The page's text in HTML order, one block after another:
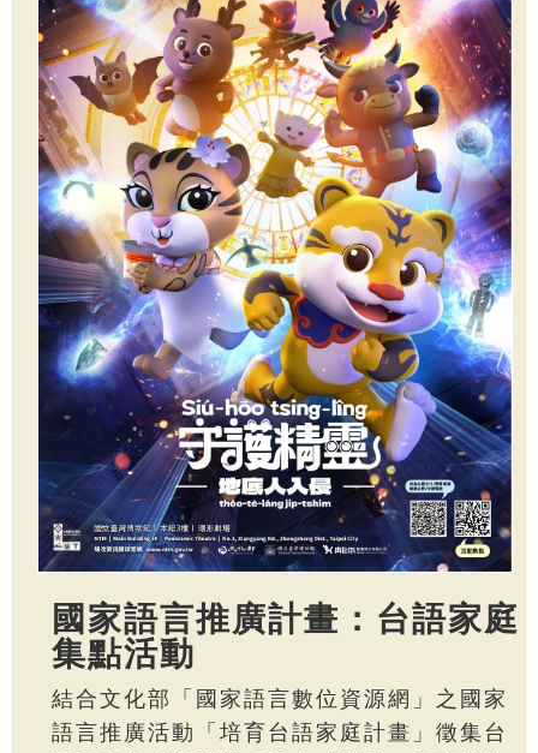
國家語言推廣計畫：台語家庭
集點活動
結合文化部「國家語言數位資源網」之國家
語言推廣活動「培育台語家庭計畫」徵集台